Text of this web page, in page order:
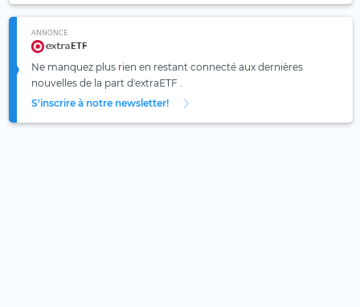
ANNONCE
Ne manquez plus rien en restant connecté aux dernières
nouvelles de la part d'extraETF .
S'inscrire à notre newsletter!